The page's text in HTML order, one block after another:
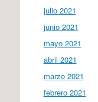
julio 2021
junio 2021
mayo 2021
abril 2021
marzo 2021
febrero 2021